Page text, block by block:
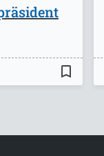
bookmark_border